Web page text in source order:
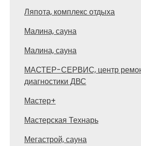
Ляпота, комплекс отдыха
Малина, сауна
Малина, сауна
МАСТЕР-СЕРВИС, центр
диагностики ДВС
Мастер+
Мастерская Технарь
Мегастрой, сауна